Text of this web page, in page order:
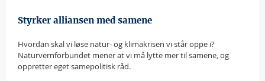
Styrker alliansen med samene
Hvordan skal vi løse natur- og klimakrisen vi står oppe i?
Naturvernforbundet mener at vi må lytte mer til samene, og
oppretter eget samepolitisk råd.